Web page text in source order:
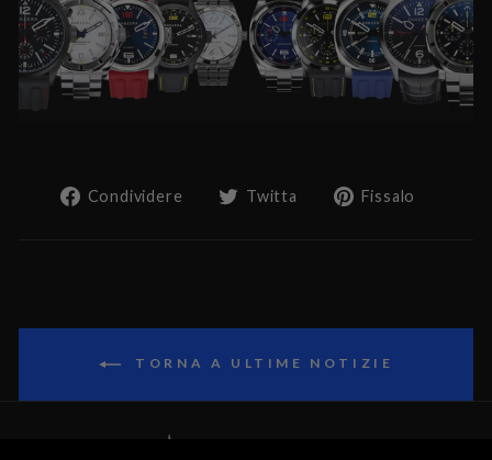
Condividere
Condividi
Twitta
TwittaFissalo
TORNA A ULTIME NOTIZIE